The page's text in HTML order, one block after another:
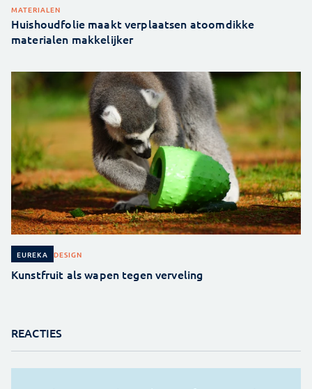
MATERIALEN
Huishoudfolie maakt verplaatsen atoomdikke
materialen makkelijker
EUREKA DESIGN
Kunstfruit als wapen tegen verveling
REACTIES